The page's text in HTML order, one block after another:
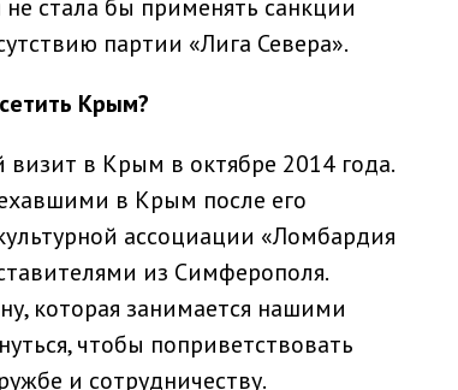
стала бы применять санкции
партии «Лига Севера».
Крым?
в Крым в октябре 2014 года.
в Крым после его
ассоциации «Ломбардия
из Симферополя.
которая занимается нашими
чтобы поприветствовать
и сотрудничеству.